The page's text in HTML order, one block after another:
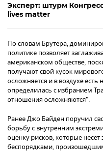
Эксперт: штурм
lives matter
По словам Брутера,
политике позволяет
американском обществе,
получают свой кусок
осложняется и в воздухе
определилась с избранием
отношения осложняются".
Ранее Джо Байден поручил
борьбу с внутренним
оценку рисков, которые несет
беспорядками,